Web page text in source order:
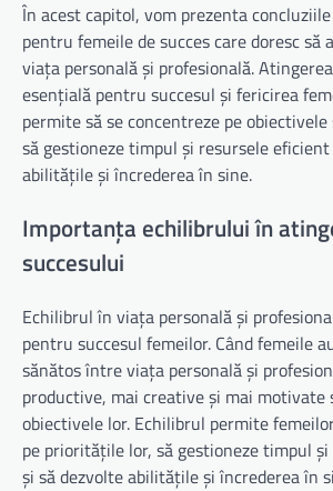
În acest capitol, vom prezenta
pentru femeile de succes care doresc
viața personală și profesională.
esențială pentru succesul și fericirea
permite să se concentreze pe
să gestioneze timpul și resursele
abilitățile și încrederea în sine.
Importanța echilibrului în
succesului
Echilibrul în viața personală și
pentru succesul femeilor. Când femeile
sănătos între viața personală și
productive, mai creative și mai motivate
obiectivele lor. Echilibrul permite
pe prioritățile lor, să gestioneze timpul
și să dezvolte abilitățile și încrederea în